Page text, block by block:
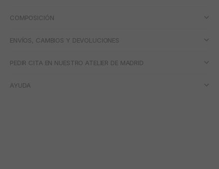
COMPOSICIÓN
ENVÍOS, CAMBIOS Y DEVOLUCIONES
PEDIR CITA EN NUESTRO ATELIER DE MADRID
AYUDA